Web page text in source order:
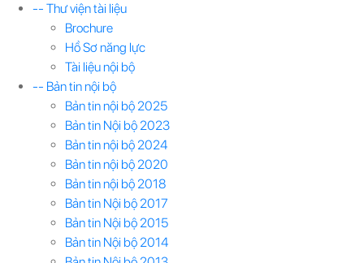
-- Thư viện tài liệu
Brochure
Hồ Sơ năng lực
Tài liệu nội bộ
-- Bản tin nội bộ
Bản tin nội bộ 2025
Bản tin Nội bộ 2023
Bản tin nội bộ 2024
Bản tin nội bộ 2020
Bản tin nội bộ 2018
Bản tin Nội bộ 2017
Bản tin Nội bộ 2015
Bản tin Nội bộ 2014